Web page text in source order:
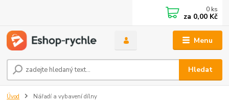
Menu
Hledat
0 ks
za 0,00 Kč
Úvod Nářadí a vybavení dílny